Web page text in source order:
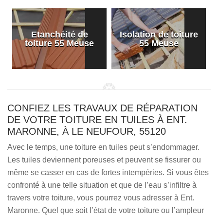
Etanchéité de
toiture 55 Meuse
Isolation de toiture
55 Meuse
CONFIEZ LES TRAVAUX DE RÉPARATION
DE VOTRE TOITURE EN TUILES À ENT.
MARONNE, À LE NEUFOUR, 55120
Avec le temps, une toiture en tuiles peut s’endommager.
Les tuiles deviennent poreuses et peuvent se fissurer ou
même se casser en cas de fortes intempéries. Si vous êtes
confronté à une telle situation et que de l’eau s’infiltre à
travers votre toiture, vous pourrez vous adresser à Ent.
Maronne. Quel que soit l’état de votre toiture ou l’ampleur